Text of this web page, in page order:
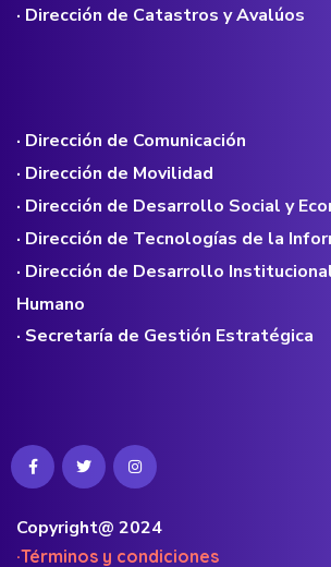
· Dirección de Catastros y Avalúos
· Dirección de Comunicación
· Dirección de Movilidad
· Dirección de Desarrollo Social y
· Dirección de Tecnologías de la
· Dirección de Desarrollo
Humano
· Secretaría de Gestión Estratégica
Copyright@ 2024
·Términos y condiciones